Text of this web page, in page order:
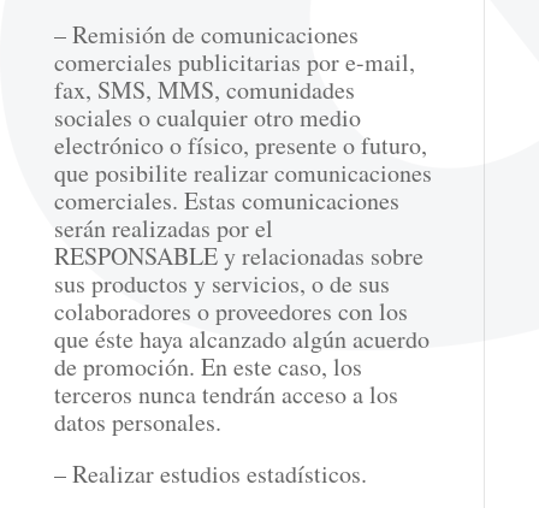
– Remisión de comunicaciones
comerciales publicitarias por e-mail,
fax, SMS, MMS, comunidades
sociales o cualquier otro medio
electrónico o físico, presente o futuro,
que posibilite realizar comunicaciones
comerciales. Estas comunicaciones
serán realizadas por el
RESPONSABLE y relacionadas sobre
sus productos y servicios, o de sus
colaboradores o proveedores con los
que éste haya alcanzado algún acuerdo
de promoción. En este caso, los
terceros nunca tendrán acceso a los
datos personales.
– Realizar estudios estadísticos.